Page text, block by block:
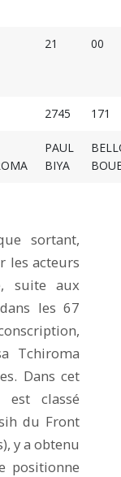
21 00
2745 171
PAUL
BIYA
sortant,
les acteurs
suite aux
les 67
Tchiroma
Dans cet
est classé
du Front
y a obtenu
positionne